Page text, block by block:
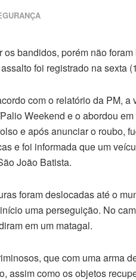
bandidos, porém não
foi registrado na sexta
com o relatório da PM,
Weekend e o abordou
e após anunciar o roubo,
e foi informada que um
João Batista.
foram deslocadas até o
uma perseguição. No
em um matagal.
que com uma arma
assim como os objetos